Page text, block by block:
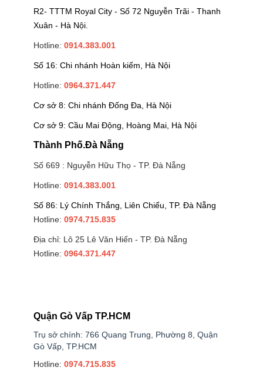
R2- TTTM Royal City - Số 72 Nguyễn Trãi - Thanh
Xuân - Hà Nội.
Hotline: 0914.383.001
Số 16: Chi nhánh Hoàn kiếm, Hà Nội
Hotline: 0964.371.447
Cơ sở 8: Chi nhánh Đống Đa, Hà Nội
Cơ sở 9: Cầu Mai Động, Hoàng Mai, Hà Nội
Thành Phố.Đà Nẵng
Số 669 : Nguyễn Hữu Thọ - TP. Đà Nẵng
Hotline: 0914.383.001
Số 86: Lý Chính Thắng, Liên Chiểu, TP. Đà Nẵng
Hotline: 0974.715.835
Địa chỉ: Lô 25 Lê Văn Hiến - TP. Đà Nẵng
Hotline: 0964.371.447
Quận Gò Vấp TP.HCM
Trụ sở chính: 766 Quang Trung, Phường 8, Quận
Gò Vấp, TP.HCM
Hotline: 0974.715.835